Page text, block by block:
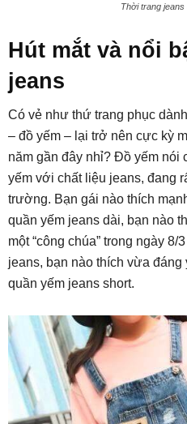
Thời trang jeans
Hút mắt và nổi
jeans
Có vẻ như thứ trang phục
– đồ yếm – lại trở nên cực kỳ
năm gần đây nhỉ? Đồ yếm nói
yếm với chất liệu jeans, đang
trường. Bạn gái nào thích
quần yếm jeans dài, bạn nào
một “công chúa” trong ngày
jeans, bạn nào thích vừa
quần yếm jeans short.